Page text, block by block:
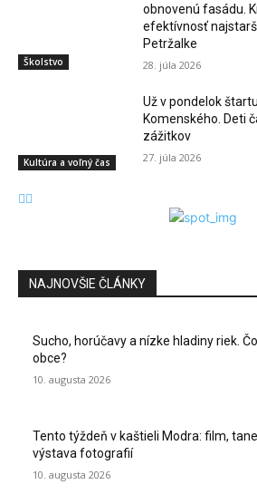
Školstvo
obnovenú fasádu.
efektívnosť
Petržalke
28. júla 2026
Kultúra a voľný čas
Už v pondelok
Komenského. Deti
zážitkov
27. júla 2026
NAJNOVŠIE ČLÁNKY
Sucho, horúčavy a nízke hladiny riek.
obce?
10. augusta 2026
Tento týždeň v kaštieli Modra: film,
výstava fotografií
10. augusta 2026